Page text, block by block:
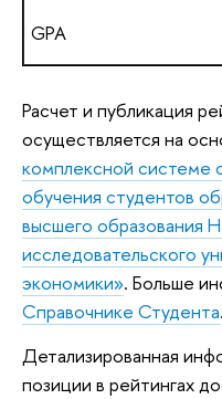
Расчет и публикация
осуществляется на
комплексной системе
обучения студентов
высшего образования
исследовательского
экономики». Больше
Справочнике Студента.
Детализированная
позиции в рейтингах